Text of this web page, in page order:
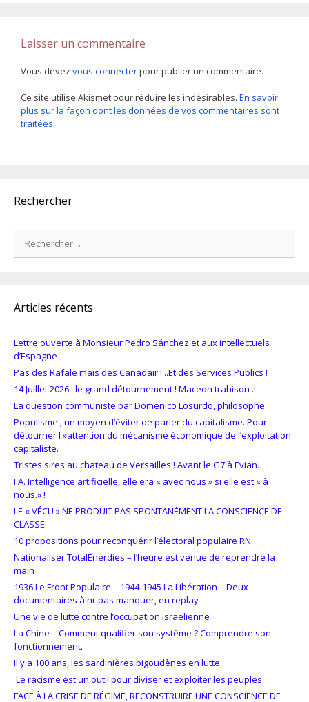
Laisser un commentaire
Vous devez vous connecterpour publier un commentaire.
Ce site utilise Akismet pour réduire les indésirables. En savoir
plus sur la façon dont les données de vos commentaires sont
traitées.
Rechercher
Articles récents
Lettre ouverte à Monsieur Pedro Sánchez et aux intellectuels
d’Espagne
Pas des Rafale mais des Canadair ! ..Et des Services Publics !
14 Juillet 2026 : le grand détournement ! Maceon trahison .!
La question communiste par Domenico Losurdo, philosophe
Populisme ; un moyen d’éviter de parler du capitalisme. Pour
détourner l »attention du mécanisme économique de l’exploitation
capitaliste.
Tristes sires au chateau de Versailles ! Avant le G7 à Evian.
I.A. Intelligence artificielle, elle era « avec nous » si elle est « à
nous.» !
LE « VÉCU » NE PRODUIT PAS SPONTANÉMENT LA CONSCIENCE DE
CLASSE
10 propositions pour reconquérir l’électoral populaire RN
Nationaliser TotalEnerdies – l’heure est venue de reprendre la
main
1936 Le Front Populaire – 1944-1945 La Libération – Deux
documentaires à nr pas manquer, en replay
Une vie de lutte contre l’occupation israëlienne
La Chine – Comment qualifier son système ? Comprendre son
fonctionnement.
Il y a 100 ans, les sardinières bigoudènes en lutte..
Le racisme est un outil pour diviser et exploiter les peuples
FACE À LA CRISE DE RÉGIME, RECONSTRUIRE UNE CONSCIENCE DE